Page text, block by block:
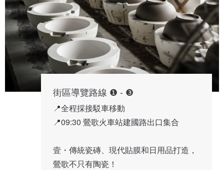
街區導覽路線 ❶ - ❸
📍全程採接駁車移動
📍09:30 鶯歌火車站建國路出口集合
壹・傳統瓷磚、現代貼膜和日用品打造，
鶯歌不只有陶瓷！